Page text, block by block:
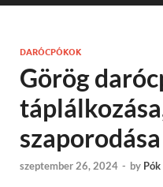
DARÓCPÓKOK
Görög
szeptember 26, 2024 - by